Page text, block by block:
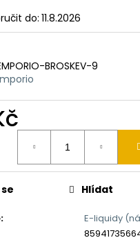
do: 11.8.2026
BROSKEV-9
:
E-liquidy
Hlídat